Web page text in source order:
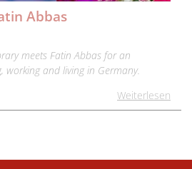
Abbas
meets Fatin Abbas for an
working and living in Germany.
Weiterlesen